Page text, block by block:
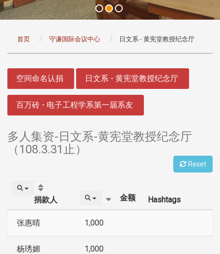
首页 守谦国际会议中心 日文系 - 黄宪堂教授纪念厅
空间命名认捐 日文系 - 黄宪堂教授纪念厅
百万砖 - 电子工程学系第一届系友
多人集资-日文系-黄宪堂教授纪念厅
（108.3.31止）
Reset
捐款人 金额 Hashtags
张惠晴 1,000
杨琇媚 1,000